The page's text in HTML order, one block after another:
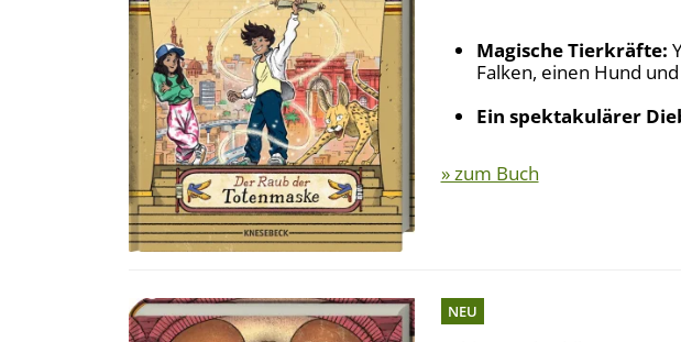
Magische Tierkräfte:
Falken, einen Hund
Ein spektakulärer
» zum Buch
NEU